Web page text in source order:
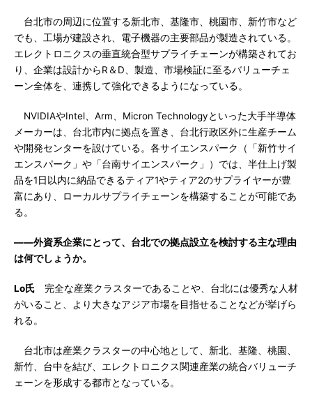
台北市の周辺に位置する新北市、基隆市、桃園市、新竹市など
でも、工場が建設され、電子機器の主要部品が製造されている。
エレクトロニクスの垂直統合型サプライチェーンが構築されてお
り、企業は設計からR＆D、製造、市場検証に至るバリューチェ
ーン全体を、連携して強化できるようになっている。
NVIDIAやIntel、Arm、Micron Technologyといった大手半導体
メーカーは、台北市内に拠点を置き、台北行政区外に生産チーム
や開発センターを設けている。各サイエンスパーク（「新竹サイ
エンスパーク」や「台南サイエンスパーク」）では、半仕上げ製
品を1日以内に納品できるティア1やティア2のサプライヤーが豊
富にあり、ローカルサプライチェーンを構築することが可能であ
る。
――外資系企業にとって、台北での拠点設立を検討する主な理由
は何でしょうか。
Lo氏 完全な産業クラスターであることや、台北には優秀な人材
がいること、より大きなアジア市場を目指せることなどが挙げら
れる。
台北市は産業クラスターの中心地として、新北、基隆、桃園、
新竹、台中を結び、エレクトロニクス関連産業の統合バリューチ
ェーンを形成する都市となっている。